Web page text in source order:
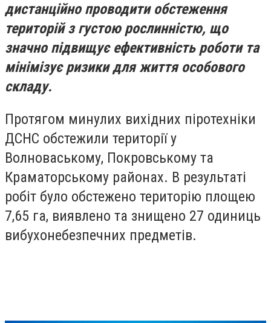
дистанційно проводити обстеження
територій з густою рослинністю, що
значно підвищує ефективність роботи та
мінімізує ризики для життя особового
складу.
Протягом минулих вихідних піротехніки
ДСНС обстежили території у
Волноваському, Покровському та
Краматорському районах. В результаті
робіт було обстежено територію площею
7,65 га, виявлено та знищено 27 одиниць
вибухонебезпечних предметів.